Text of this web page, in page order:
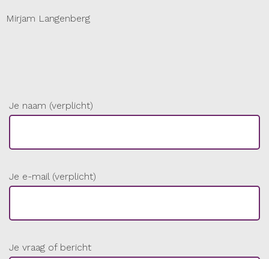
Mirjam Langenberg
Je naam (verplicht)
Je e-mail (verplicht)
Je vraag of bericht